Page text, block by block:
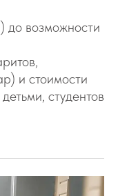
до возможности
и стоимости
студентов